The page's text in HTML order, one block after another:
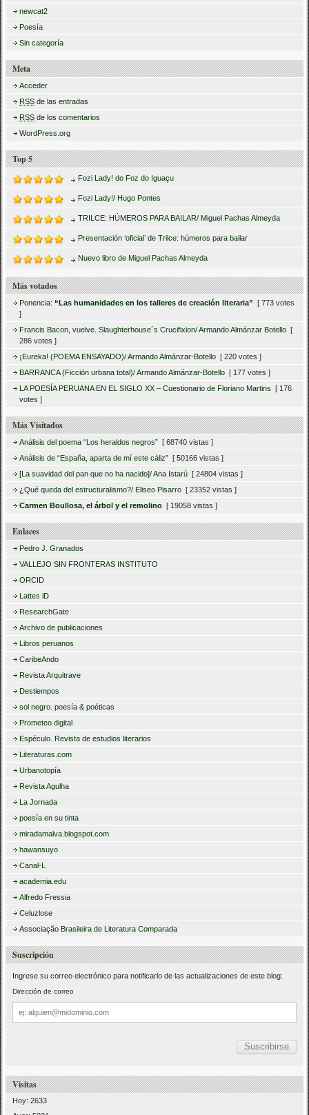
newcat2
Poesía
Sin categoría
Meta
Acceder
RSS de las entradas
RSS de los comentarios
WordPress.org
Top 5
Fozi Lady! do Foz do Iguaçu
Fozi Lady!/ Hugo Pontes
TRILCE: HÚMEROS PARA BAILAR/ Miguel Pachas Almeyda
Presentación ‘oficial’ de Trilce: húmeros para bailar
Nuevo libro de Miguel Pachas Almeyda
Más votados
Ponencia:“Las humanidades en los talleres de creación literaria” [ 773 votes
]
Francis Bacon, vuelve. Slaughterhouse´s Crucifixion/ Armando Almánzar Botello [
286 votes ]
¡Eureka! (POEMA ENSAYADO)/ Armando Almánzar-Botello [ 220 votes ]
BARRANCA (Ficción urbana total)/ Armando Almánzar-Botello [ 177 votes ]
LA POESÍA PERUANA EN EL SIGLO XX – Cuestionario de Floriano Martins [ 176
votes ]
Más Visitados
Análisis del poema “Los heraldos negros” [ 68740 vistas ]
Análisis de “España, aparta de mí este cáliz” [ 50166 vistas ]
[La suavidad del pan que no ha nacido]/ Ana Istarú [ 24804 vistas ]
¿Qué queda del estructuralismo?/ Eliseo Pisarro [ 23352 vistas ]
Carmen Boullosa, el árbol y el remolino [ 19058 vistas ]
Enlaces
Pedro J. Granados
VALLEJO SIN FRONTERAS INSTITUTO
ORCID
Lattes iD
ResearchGate
Archivo de publicaciones
Libros peruanos
CaribeAndo
Revista Arquitrave
Destiempos
sol negro. poesía & poéticas
Prometeo digital
Espéculo. Revista de estudios literarios
Literaturas.com
Urbanotopía
Revista Agulha
La Jornada
poesía en su tinta
miradamalva.blogspot.com
hawansuyo
Canal-L
academia.edu
Alfredo Fressia
Celuzlose
Associação Brasileira de Literatura Comparada
Suscripción
Ingrese su correo electrónico para notificarlo de las actualizaciones de este blog:
Dirección de correo
Dirección
de
correo
Visitas
Hoy: 2633